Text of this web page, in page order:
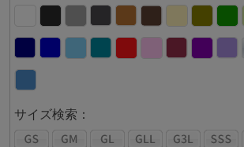
サイズ検索：